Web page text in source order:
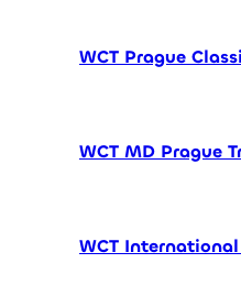
WCT Prague
WCT MD Prague
WCT